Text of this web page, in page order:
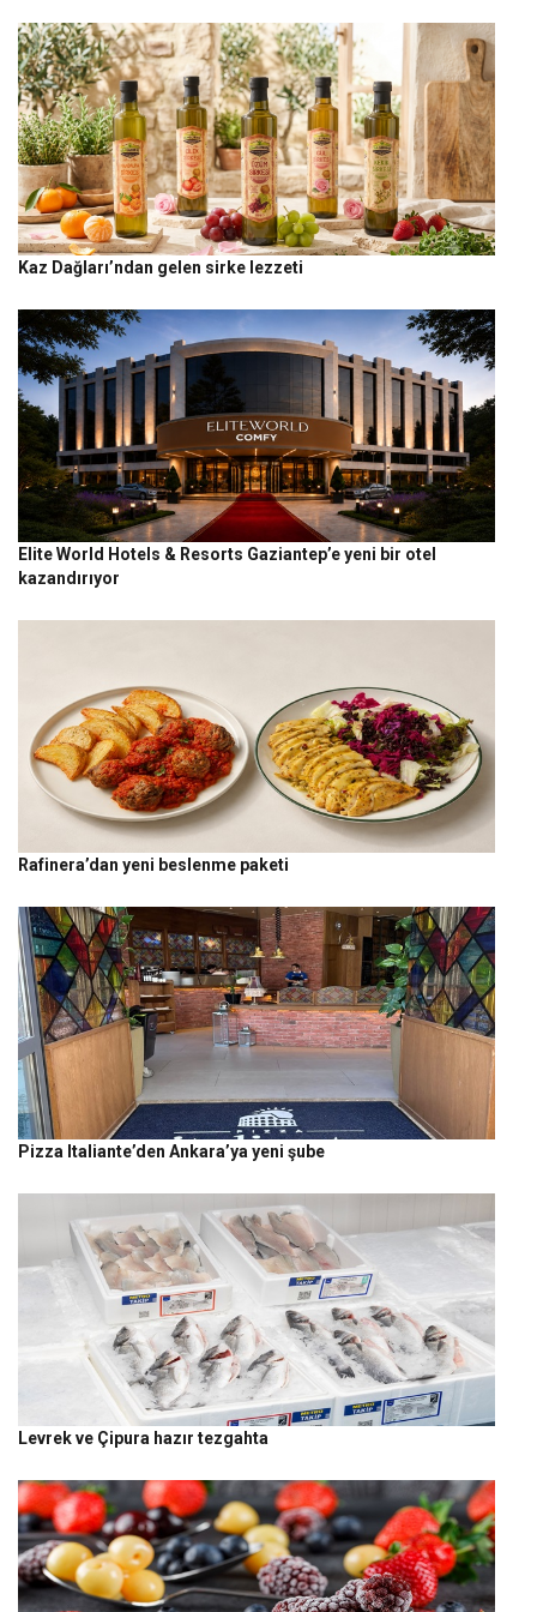
Kaz Dağları’ndan gelen sirke lezzeti
Elite World Hotels & Resorts Gaziantep’e yeni bir otel
kazandırıyor
Rafinera’dan yeni beslenme paketi
Pizza Italiante’den Ankara’ya yeni şube
Levrek ve Çipura hazır tezgahta